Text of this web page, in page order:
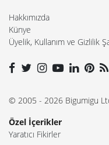
Hakkımızda
Künye
Üyelik, Kullanım ve Gizlilik
© 2005 - 2026 Bigumigu
Özel İçerikler
Yaratıcı Fikirler